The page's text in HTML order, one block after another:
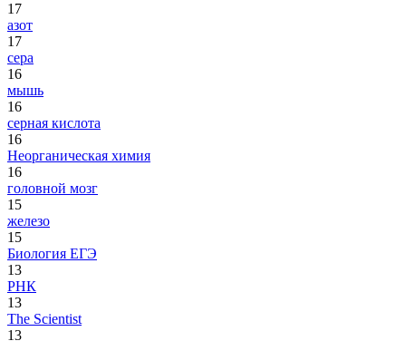
17
азот
17
сера
16
мышь
16
серная кислота
16
Неорганическая химия
16
головной мозг
15
железо
15
Биология ЕГЭ
13
РНК
13
The Scientist
13